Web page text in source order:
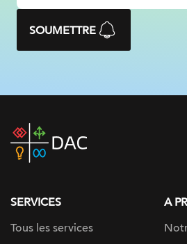
SOUMETTRE
DAC
home
SERVICES
Tous les services
A